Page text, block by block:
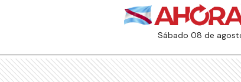
sábado 08 de